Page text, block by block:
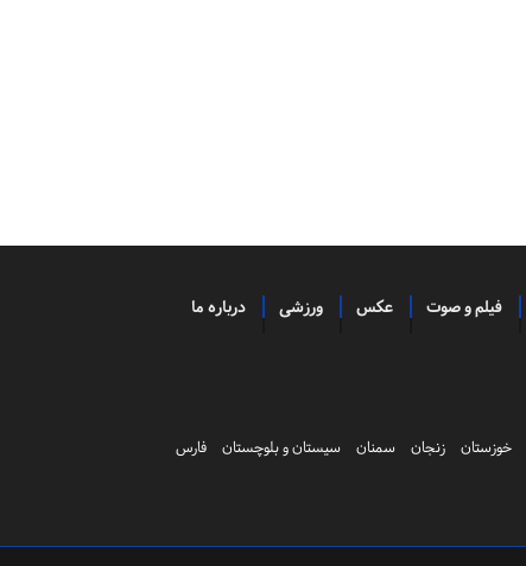
فیلم و صوت عکس ورزشی درباره ما
خوزستان زنجان سمنان سیستان و بلوچستان
فارس